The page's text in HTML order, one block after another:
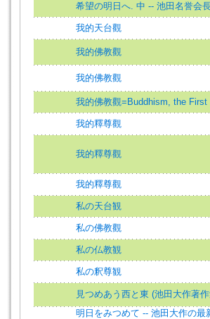
希望の明日へ. 中 -- 池田名誉会
我的天台觀
我的佛教觀
我的佛教觀
我的佛教觀=Buddhism, the First
我的釋尊觀
我的釋尊觀
我的釋尊觀
私の天台観
私の佛教觀
私の仏教観
私の釈尊観
見つめあう西と東 (池田大作著
明日をみつめて -- 池田大作の